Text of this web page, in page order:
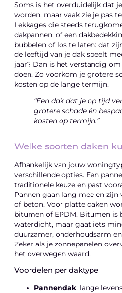
Soms is het overduidelijk dat
worden, maar vaak zie je pas
Lekkages die steeds
dakpannen, of een
bubbelen of los te laten: dat
de leeftijd van je dak speelt
jaar? Dan is het verstandig
doen. Zo voorkom je grotere
kosten op de lange termijn.
“Een dak dat je op tijd
grotere schade én
kosten op termijn.”
Welke soorten daken
Afhankelijk van jouw
verschillende opties. Een
traditionele keuze en past
Pannen gaan lang mee en
of beton. Voor platte daken
bitumen of EPDM. Bitumen is
waterdicht, maar gaat iets
duurzamer, onderhoudsarm
Zeker als je zonnepanelen
het overwegen waard.
Voordelen per daktype
Pannendak: lange